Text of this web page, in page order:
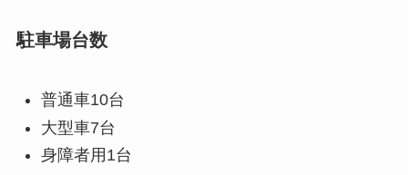
駐車場台数
普通車10台
大型車7台
身障者用1台